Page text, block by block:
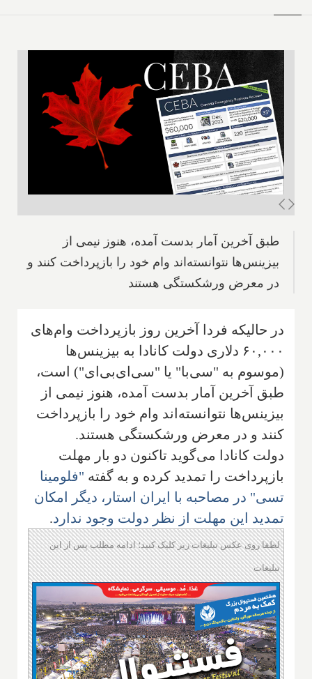
طبق آخرین آمار بدست آمده، هنوز نیمی از
بیزینس‌ها نتوانسته‌اند وام خود را بازپرداخت کنند و
در معرض ورشکستگی هستند
در حالیکه فردا آخرین روز بازپرداخت وام‌های
۶۰,۰۰۰ دلاری دولت کانادا به بیزینس‌ها
(موسوم به "سی‌با" یا "سی‌ای‌بی‌ای") است،
طبق آخرین آمار بدست آمده، هنوز نیمی از
بیزینس‌ها نتوانسته‌اند وام خود را بازپرداخت
کنند و در معرض ورشکستگی هستند.
دولت کانادا می‌گوید تاکنون دو بار مهلت
بازپرداخت را تمدید کرده و به گفته "فلومینا
تسی" در مصاحبه با ایران استار، دیگر امکان
تمدید این مهلت از نظر دولت وجود ندارد.
لطفا روی عکس تبلیغات زیر کلیک کنید؛ ادامه مطلب پس از این
تبلیغات